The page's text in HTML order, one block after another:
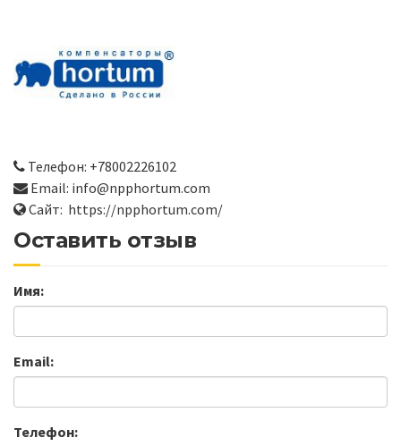
Телефон: +78002226102
Email: info@npphortum.com
Сайт: https://npphortum.com/
Оставить отзыв
Имя:
Email:
Телефон: